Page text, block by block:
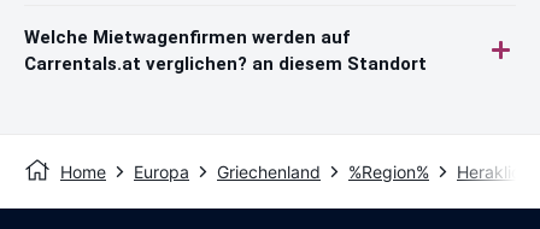
Welche Mietwagenfirmen werden auf
Carrentals.at verglichen? an diesem Standort
Home Europa Griechenland %Region% Heraklion